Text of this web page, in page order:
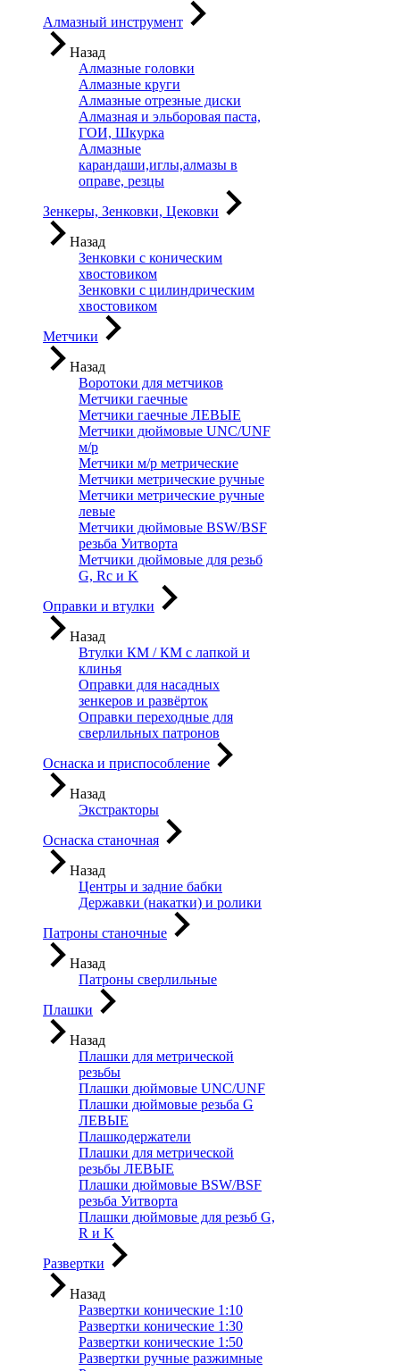
Алмазный инструмент
Назад
Алмазные головки
Алмазные круги
Алмазные отрезные диски
Алмазная и эльборовая паста,
ГОИ, Шкурка
Алмазные
карандаши,иглы,алмазы в
оправе, резцы
Зенкеры, Зенковки, Цековки
Назад
Зенковки с коническим
хвостовиком
Зенковки с цилиндрическим
хвостовиком
Метчики
Назад
Воротоки для метчиков
Метчики гаечные
Метчики гаечные ЛЕВЫЕ
Метчики дюймовые UNC/UNF
м/р
Метчики м/р метрические
Метчики метрические ручные
Метчики метрические ручные
левые
Метчики дюймовые BSW/BSF
резьба Уитворта
Метчики дюймовые для резьб
G, Rc и K
Оправки и втулки
Назад
Втулки КМ / КМ с лапкой и
клинья
Оправки для насадных
зенкеров и развёрток
Оправки переходные для
сверлильных патронов
Оснаска и приспособление
Назад
Экстракторы
Оснаска станочная
Назад
Центры и задние бабки
Державки (накатки) и ролики
Патроны станочные
Назад
Патроны сверлильные
Плашки
Назад
Плашки для метрической
резьбы
Плашки дюймовые UNC/UNF
Плашки дюймовые резьба G
ЛЕВЫЕ
Плашкодержатели
Плашки для метрической
резьбы ЛЕВЫЕ
Плашки дюймовые BSW/BSF
резьба Уитворта
Плашки дюймовые для резьб G,
R и K
Развертки
Назад
Развертки конические 1:10
Развертки конические 1:30
Развертки конические 1:50
Развертки ручные разжимные